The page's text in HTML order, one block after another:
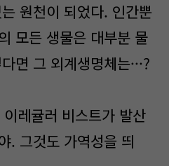
원천이 되었다. 인간뿐
모든 생물은 대부분 물
면 그 외계생명체는···?
레귤러 비스트가 발산
. 그것도 가역성을 띄